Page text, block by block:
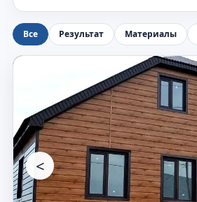
Все Результат Материалы
<